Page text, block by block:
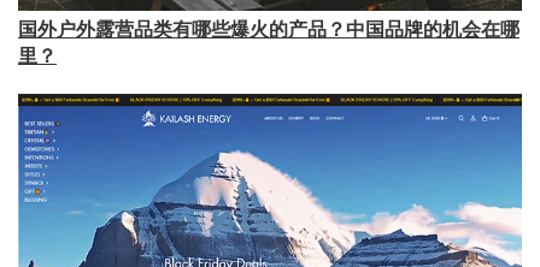
国外户外露营品类有哪些爆火的产品？中国品牌的机会在哪
里？